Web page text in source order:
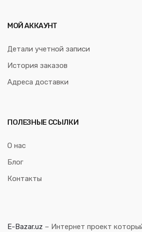
МОЙ АККАУНТ
Детали учетной записи
История заказов
Адреса доставки
ПОЛЕЗНЫЕ ССЫЛКИ
О нас
Блог
Контакты
E-Bazar.uz – Интернет проект